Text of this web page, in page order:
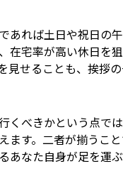
あれば土日や祝日の
在宅率が高い休日を
見せることも、挨拶
くべきかという点で
ます。二者が揃うこ
あなた自身が足を運